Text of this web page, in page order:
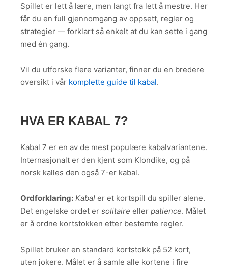
Spillet er lett å lære, men langt fra lett å mestre. Her
får du en full gjennomgang av oppsett, regler og
strategier — forklart så enkelt at du kan sette i gang
med én gang.
Vil du utforske flere varianter, finner du en bredere
oversikt i vår komplette guide til kabal.
HVA ER KABAL 7?
Kabal 7 er en av de mest populære kabalvariantene.
Internasjonalt er den kjent som Klondike, og på
norsk kalles den også 7-er kabal.
Ordforklaring: Kabal er et kortspill du spiller alene.
Det engelske ordet er solitaire eller patience. Målet
er å ordne kortstokken etter bestemte regler.
Spillet bruker en standard kortstokk på 52 kort,
uten jokere. Målet er å samle alle kortene i fire